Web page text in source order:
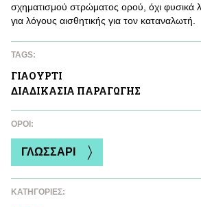
σχηματισμού στρώματος ορού, όχι φυσικά
για λόγους αισθητικής για τον καταναλωτή.
TAGS:
ΓΙΑΟΥΡΤΙ
ΔΙΑΔΙΚΑΣΙΑ ΠΑΡΑΓΩΓΗΣ
ΌΡΟΙ:
ΓΛΩΣΣΑΡΙ
ΚΑΤΗΓΟΡΙΕΣ: